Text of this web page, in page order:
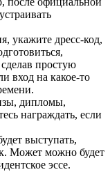
укажите дресс-код,
простую
вход на какое-то
дипломы,
награждать, если
выступать,
Может можно будет
эссе.